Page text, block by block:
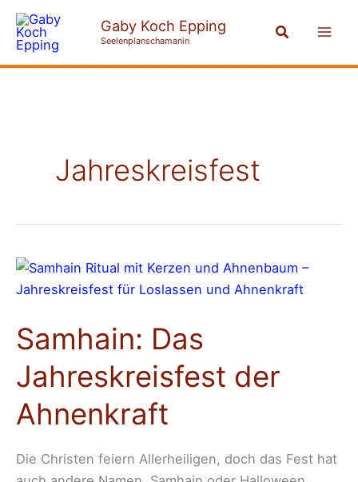
Zum
Inhalt
springen
Gaby Koch Epping
Seelenplanschamanin
Suchen
Jahreskreisfest
Samhain: Das
Jahreskreisfest der
Ahnenkraft
Die Christen feiern Allerheiligen, doch das Fest hat
Samhain:
Das
der
Ahnenkraft